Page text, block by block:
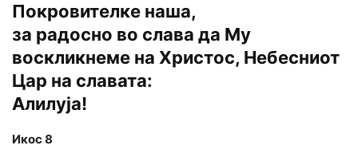
Покровителке наша,
за радосно во слава да Му
воскликнеме на Христос, Небесниот
Цар на славата:
Алилуја!
Икос 8